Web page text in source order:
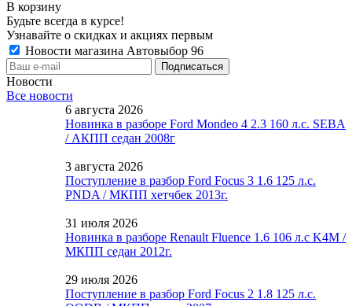
В корзину
Будьте всегда в курсе!
Узнавайте о скидках и акциях первым
Новости магазина Автовыбор 96
Новости
Все новости
6 августа 2026
Новинка в разборе Ford Mondeo 4 2.3 160 л.с. SEBA
/ АКПП седан 2008г
3 августа 2026
Поступление в разбор Ford Focus 3 1.6 125 л.с.
PNDA / МКПП хетчбек 2013г.
31 июля 2026
Новинка в разборе Renault Fluence 1.6 106 л.с K4M /
МКПП седан 2012г.
29 июля 2026
Поступление в разбор Ford Focus 2 1.8 125 л.с.